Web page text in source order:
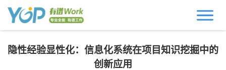
隐性经验显性化：信息化系统在项目知识挖掘中的
创新应用